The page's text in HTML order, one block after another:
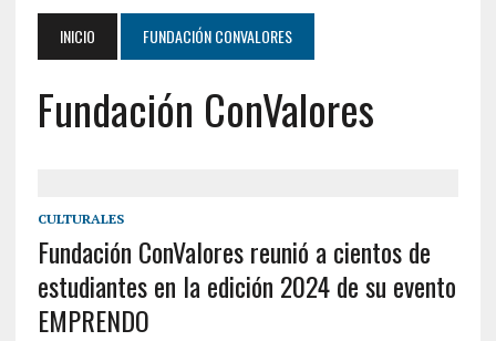
INICIO FUNDACIÓN CONVALORES
Fundación ConValores
CULTURALES
Fundación ConValores reunió a cientos de
estudiantes en la edición 2024 de su evento
EMPRENDO